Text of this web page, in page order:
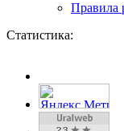
Правила
Статистика: